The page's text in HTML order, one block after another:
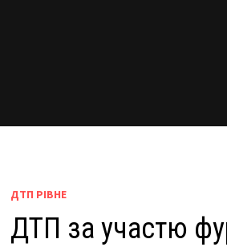
ДТП РІВНЕ
ДТП за участю